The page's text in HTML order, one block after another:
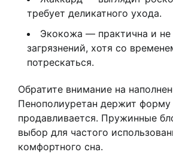
требует деликатного ухода.
Экокожа — практична и не
загрязнений, хотя со
потрескаться.
Обратите внимание на
Пенополиуретан держит форму
продавливается. Пружинные
выбор для частого
комфортного сна.